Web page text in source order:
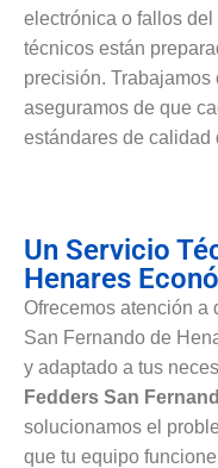
electrónica o fallos
técnicos están
precisión.
aseguramos de que
estándares de calidad
Un Servicio
Henares
Ofrecemos atención a
San Fernando de
y adaptado a tus
Fedders San
solucionamos el
que tu equipo